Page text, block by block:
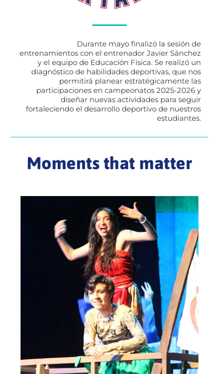
Durante mayo finalizó la sesión de
entrenamientos con el entrenador Javier Sánchez
y el equipo de Educación Física. Se realizó un
diagnóstico de habilidades deportivas, que nos
permitirá planear estratégicamente las
participaciones en campeonatos 2025-2026 y
diseñar nuevas actividades para seguir
fortaleciendo el desarrollo deportivo de nuestros
estudiantes.
Moments that matter